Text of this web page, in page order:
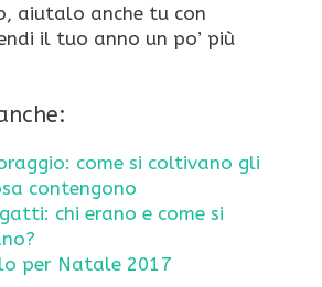
aiutalo anche tu con
il tuo anno un po’ più
come si coltivano gli
contengono
chi erano e come si
per Natale 2017